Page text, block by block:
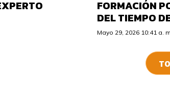
FORMACIÓN
DEL TIEMPO
Mayo 29, 2026 10:41 a.